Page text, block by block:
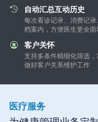
自动汇总互动历史
每次看诊记录、消费记
档案内，方便医生更全
客户关怀
支持多条件精细化筛选
做好客户关系维护工作
医疗服务